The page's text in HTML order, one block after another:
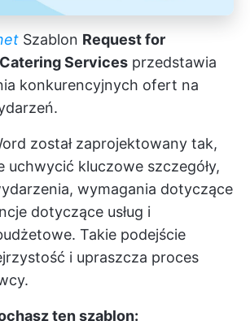
Szablon Request for
Services przedstawia
konkurencyjnych ofert na
został zaprojektowany tak,
uchwycić kluczowe szczegóły,
wymagania dotyczące
dotyczące usług i
Takie podejście
i upraszcza proces
ten szablon: